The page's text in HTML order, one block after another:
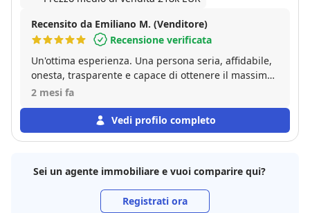
Recensito da Emiliano M. (Venditore)
Recensione verificata
Un'ottima esperienza. Una persona seria, affidabile,
onesta, trasparente e capace di ottenere il massimo
dalla richiesta del venditore. Affidatevi ciecamente a
potete sbagliare. Ha saputo gestire in modo sereno e
responsabile alcuni piccoli inconvenienti che si sono
2 mesi fa
Vedi profilo completo
Sei un agente immobiliare e vuoi comparire qui?
Registrati ora